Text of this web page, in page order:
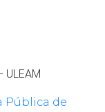
ULEAM
Pública de